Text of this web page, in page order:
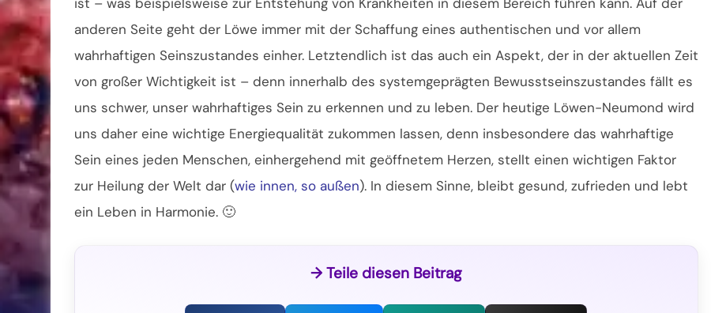
anderen Seite geht der Löwe immer mit der Schaffung eines authentischen und vor allem
wahrhaftigen Seinszustandes einher. Letztendlich ist das auch ein Aspekt, der in der aktuellen Zeit
von großer Wichtigkeit ist – denn innerhalb des systemgeprägten Bewusstseinszustandes fällt es
uns schwer, unser wahrhaftiges Sein zu erkennen und zu leben. Der heutige Löwen-Neumond wird
uns daher eine wichtige Energiequalität zukommen lassen, denn insbesondere das wahrhaftige
Sein eines jeden Menschen, einhergehend mit geöffnetem Herzen, stellt einen wichtigen Faktor
zur Heilung der Welt dar (wie innen, so außen). In diesem Sinne, bleibt gesund, zufrieden und lebt
ein Leben in Harmonie. 🙂
→ Teile diesen Beitrag